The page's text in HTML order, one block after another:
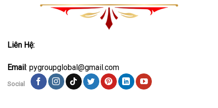
Liên Hệ:
Email: pygroupglobal@gmail.com
Social